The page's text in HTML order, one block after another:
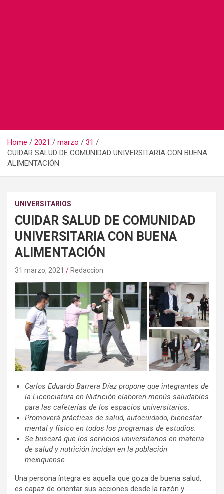
Home 2021 marzo
31
CUIDAR SALUD DE COMUNIDAD UNIVERSITARIA CON BUENA
ALIMENTACIÓN
UNIVERSITARIOS
CUIDAR SALUD DE COMUNIDAD
UNIVERSITARIA CON BUENA
ALIMENTACIÓN
31 marzo, 2021 Redaccion
Carlos Eduardo Barrera Díaz propone que integrantes de
la Licenciatura en Nutrición elaboren menús saludables
para las cafeterías de los espacios universitarios.
Promoverá prácticas de salud, autocuidado, bienestar
mental y físico en todos los programas de estudios.
Se buscará que los servicios universitarios en materia
de salud y nutrición incidan en la población
mexiquense.
Una persona íntegra es aquella que goza de buena salud,
es capaz de orientar sus acciones desde la razón y